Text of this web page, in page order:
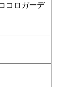
コロガーデ